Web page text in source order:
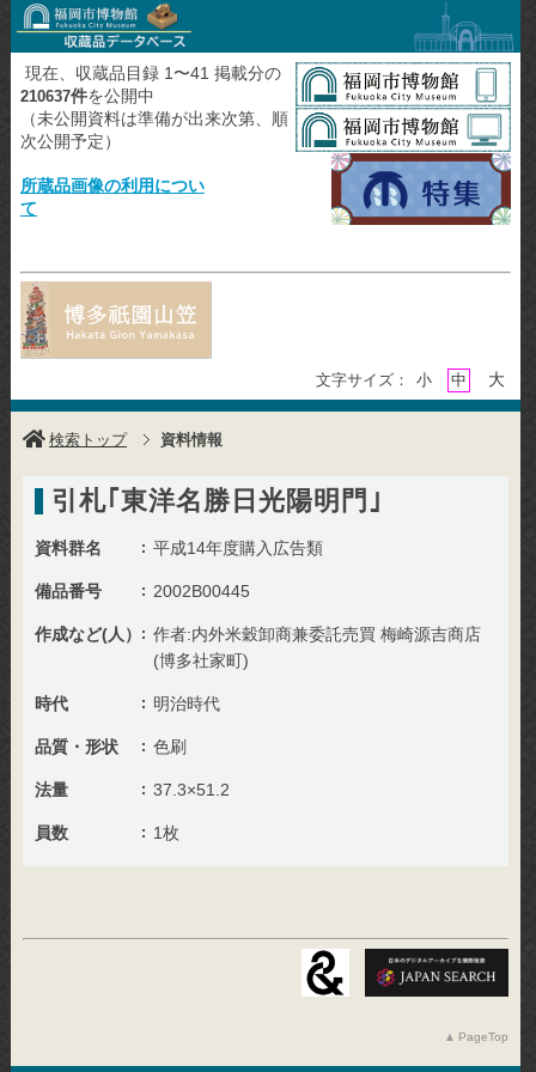
現在、収蔵品目録 1〜41 掲載分の
210637件を公開中
（未公開資料は準備が出来次第、順
次公開予定）
所蔵品画像の利用につい
て
文字サイズ： 小 中 大
検索トップ 資料情報
引札｢東洋名勝日光陽明門｣
資料群名 平成14年度購入広告類
備品番号 2002B00445
作成など(人）
作者:内外米穀卸商兼委託売買 梅崎源吉商店
(博多社家町)
時代 明治時代
品質・形状 色刷
法量 37.3×51.2
員数 1枚
PageTop